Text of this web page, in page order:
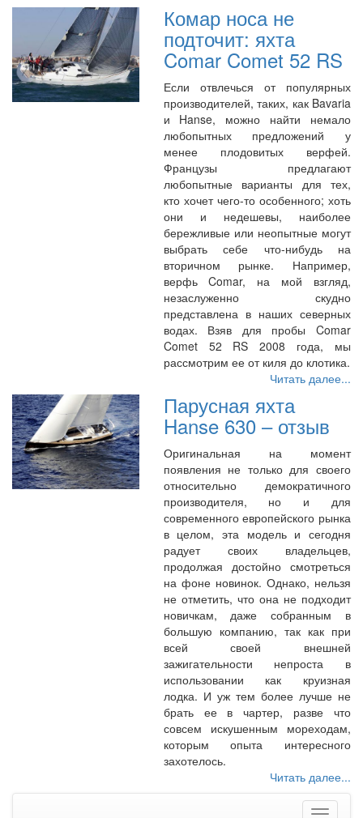
Комар носа не
подточит: яхта
Comar Comet 52 RS
Если отвлечься от популярных
производителей, таких, как Bavaria
и Hanse, можно найти немало
любопытных предложений у
менее плодовитых верфей.
Французы предлагают
любопытные варианты для тех,
кто хочет чего-то особенного; хоть
они и недешевы, наиболее
бережливые или неопытные могут
выбрать себе что-нибудь на
вторичном рынке. Например,
верфь Comar, на мой взгляд,
незаслуженно скудно
представлена в наших северных
водах. Взяв для пробы Comar
Comet 52 RS 2008 года, мы
рассмотрим ее от киля до клотика.
Читать далее...
Парусная яхта
Hanse 630 – отзыв
Оригинальная на момент
появления не только для своего
относительно демократичного
производителя, но и для
современного европейского рынка
в целом, эта модель и сегодня
радует своих владельцев,
продолжая достойно смотреться
на фоне новинок. Однако, нельзя
не отметить, что она не подходит
новичкам, даже собранным в
большую компанию, так как при
всей своей внешней
зажигательности непроста в
использовании как круизная
лодка. И уж тем более лучше не
брать ее в чартер, разве что
совсем искушенным мореходам,
которым опыта интересного
захотелось.
Читать далее...